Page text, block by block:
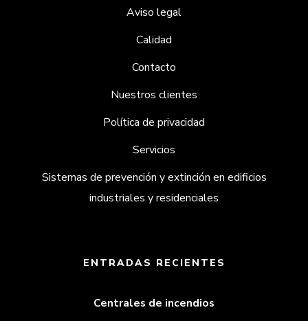
Aviso legal
Calidad
Contacto
Nuestros clientes
Política de privacidad
Servicios
Sistemas de prevención y extinción en edificios
industriales y residenciales
ENTRADAS RECIENTES
Centrales de incendios